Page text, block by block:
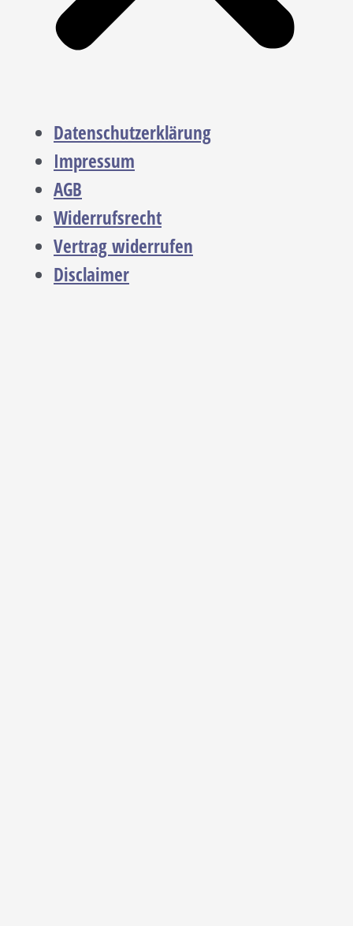
Datenschutzerklärung
Impressum
AGB
Widerrufsrecht
Vertrag widerrufen
Disclaimer